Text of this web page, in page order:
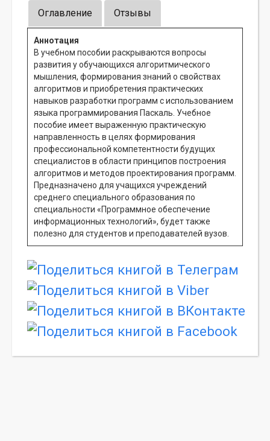
Оглавление Отзывы
Аннотация
В учебном пособии раскрываются вопросы
развития у обучающихся алгоритмического
мышления, формирования знаний о свойствах
алгоритмов и приобретения практических
навыков разработки программ с использованием
языка программирования Паскаль. Учебное
пособие имеет выраженную практическую
направленность в целях формирования
профессиональной компетентности будущих
специалистов в области принципов построения
алгоритмов и методов проектирования программ.
Предназначено для учащихся учреждений
среднего специального образования по
специальности «Программное обеспечение
информационных технологий», будет также
полезно для студентов и преподавателей вузов.